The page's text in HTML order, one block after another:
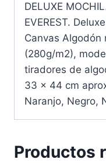
DELUXE
EVEREST.
Canvas Algodón
(280g/m2),
tiradores de
33 x 44 cm
Naranjo, Negro,
Productos